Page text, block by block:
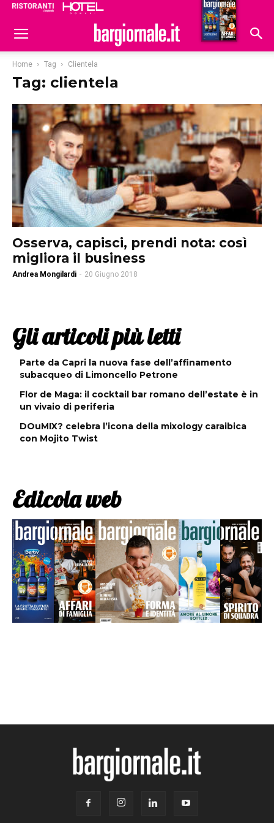
Hoteldomani
Home Tag Clientela
Tag: clientela
Osserva, capisci, prendi nota: così
migliora il business
Andrea Mongilardi - 20 Giugno 2018
Gli articoli più letti
Parte da Capri la nuova fase dell’affinamento
subacqueo di Limoncello Petrone
Flor de Maga: il cocktail bar romano dell’estate è in
un vivaio di periferia
DOuMIX? celebra l’icona della mixology caraibica
con Mojito Twist
Edicola web